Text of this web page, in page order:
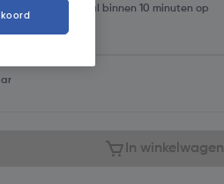
en haal binnen 10 minuten op
In winkelwagen